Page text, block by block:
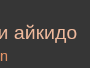
айкидо